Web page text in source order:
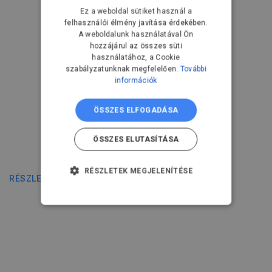
RÉSZLETEK
Ez a weboldal sütiket használ a
felhasználói élmény javítása érdekében.
A weboldalunk használatával Ön
hozzájárul az összes süti
használatához, a Cookie
szabályzatunknak megfelelően. További
információk
ÖSSZES ELFOGADÁSA
ÖSSZES ELUTASÍTÁSA
RÉSZLETEK MEGJELENÍTÉSE
SZÜKSÉGES